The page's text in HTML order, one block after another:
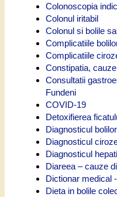
Colonoscopia
Colonul iritabil
Colonul si bolile
Complicatiile
Complicatiile
Constipatia,
Consultatii
Fundeni
COVID-19
Detoxifierea
Diagnosticul
Diagnosticul
Diagnosticul
Diareea – cauze
Dictionar medical
Dieta in bolile